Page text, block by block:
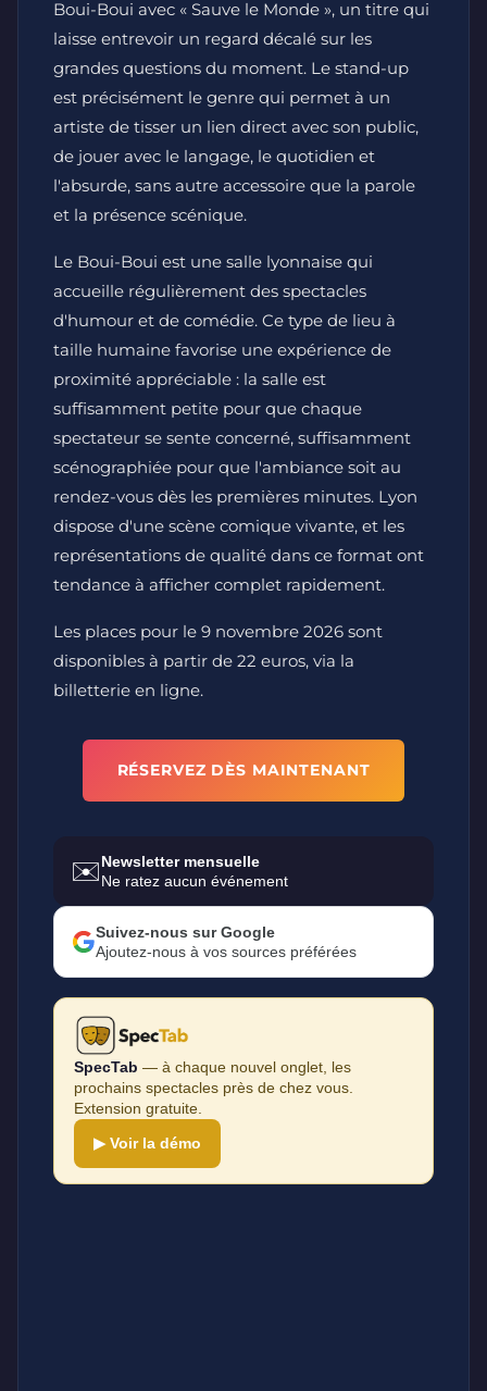
Boui-Boui avec « Sauve le Monde », un titre qui
laisse entrevoir un regard décalé sur les
grandes questions du moment. Le stand-up
est précisément le genre qui permet à un
artiste de tisser un lien direct avec son public,
de jouer avec le langage, le quotidien et
l'absurde, sans autre accessoire que la parole
et la présence scénique.
Le Boui-Boui est une salle lyonnaise qui
accueille régulièrement des spectacles
d'humour et de comédie. Ce type de lieu à
taille humaine favorise une expérience de
proximité appréciable : la salle est
suffisamment petite pour que chaque
spectateur se sente concerné, suffisamment
scénographiée pour que l'ambiance soit au
rendez-vous dès les premières minutes. Lyon
dispose d'une scène comique vivante, et les
représentations de qualité dans ce format ont
tendance à afficher complet rapidement.
Les places pour le 9 novembre 2026 sont
disponibles à partir de 22 euros, via la
billetterie en ligne.
RÉSERVEZ DÈS MAINTENANT
✉️Newsletter mensuelle
Ne ratez aucun événement
Suivez-nous sur Google
Ajoutez-nous à vos sources préférées
SpecTab — à chaque nouvel onglet, les
prochains spectacles près de chez vous.
Extension gratuite.
▶ Voir la démo